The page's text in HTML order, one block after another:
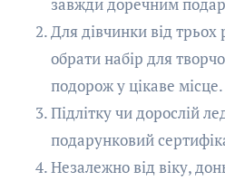
завжди доречним
Для дівчинки від трьох
обрати набір для
подорож у цікаве місце.
Підлітку чи дорослій
подарунковий
Незалежно від віку,